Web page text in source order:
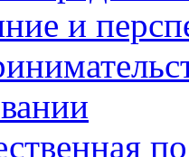
и